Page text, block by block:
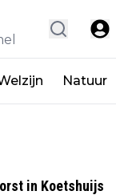
Natuur
in Koetshuijs